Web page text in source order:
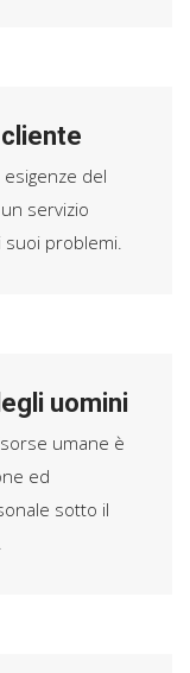
del
servizio
problemi.
uomini
umane è
ed
sotto il